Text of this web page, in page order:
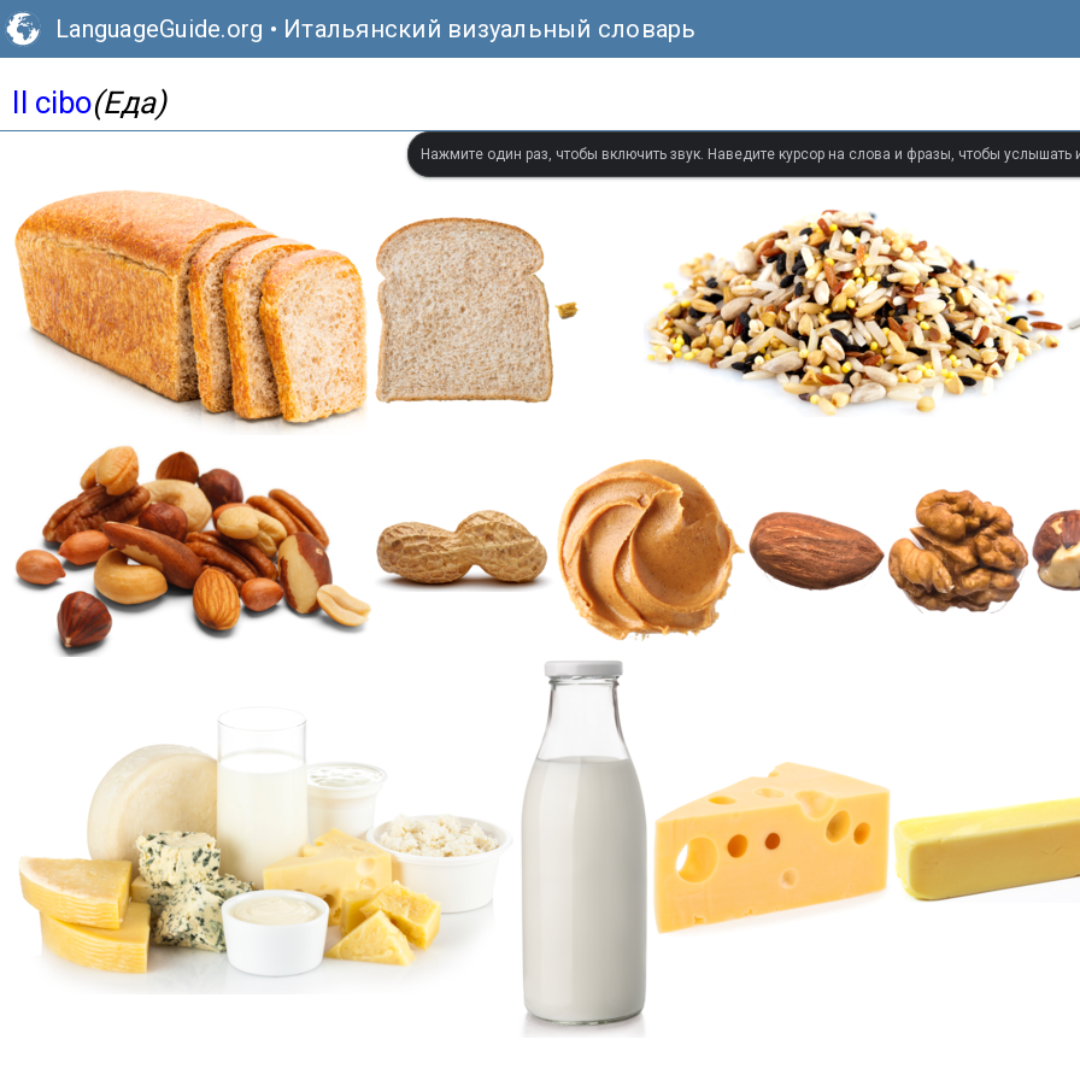
LanguageGuide.org • Итальянский визуальный словарь
Il cibo(Еда)
Нажмите один раз, чтобы включить звук. Наведите курсор на слова и фразы, чтобы услышать